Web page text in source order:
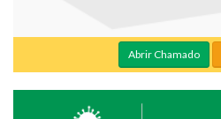
Abrir Chamado